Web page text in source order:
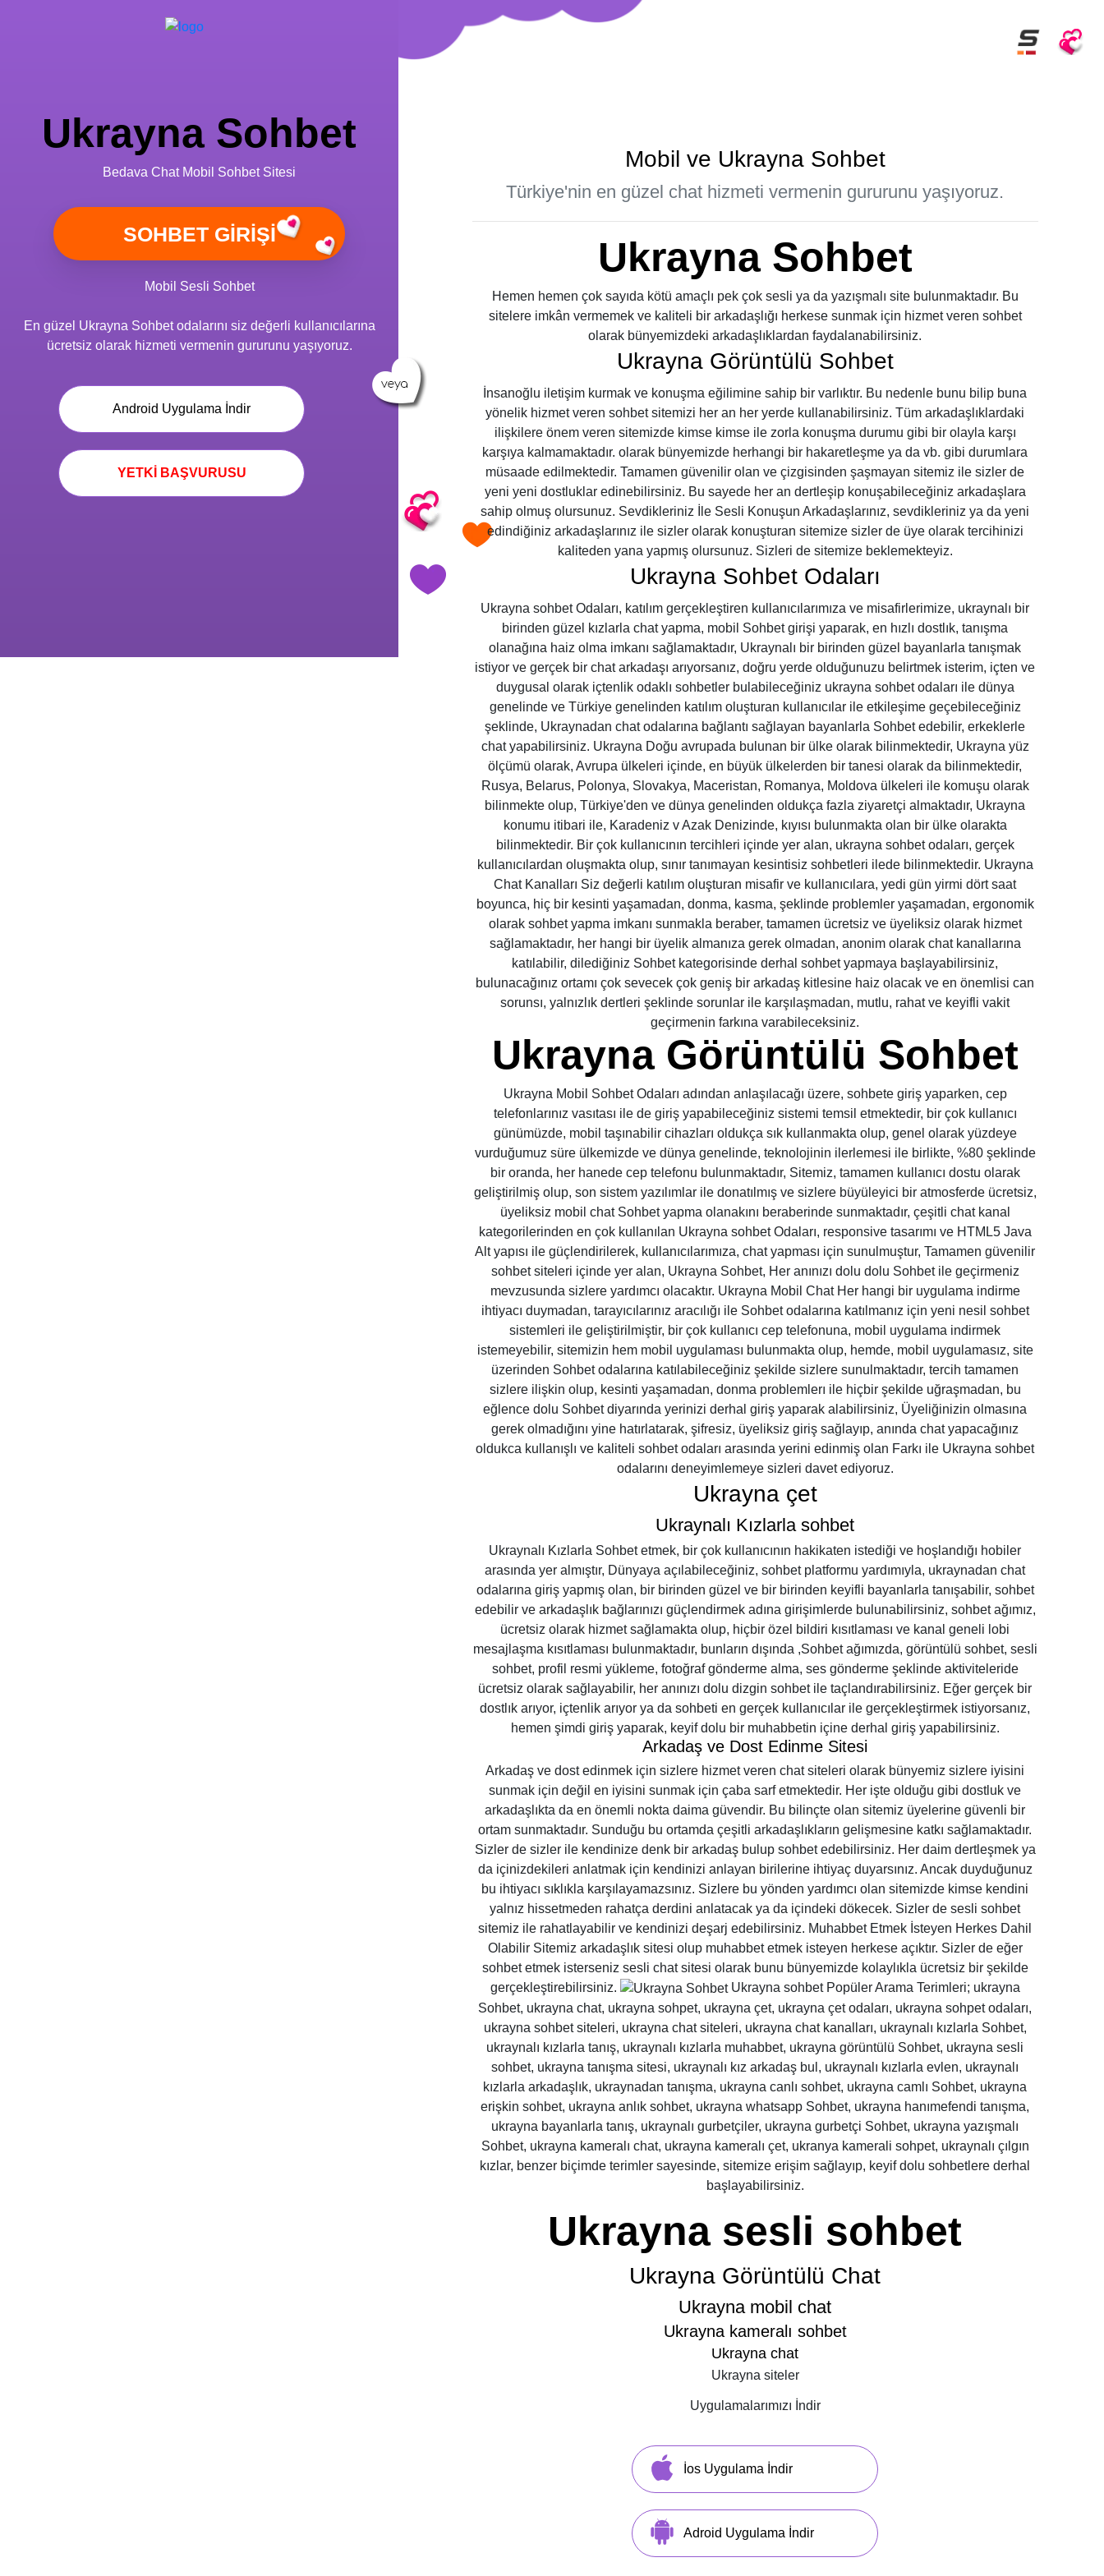
Ukrayna Sohbet
Bedava Chat Mobil Sohbet Sitesi
Mobil Sesli Sohbet
En güzel Ukrayna Sohbet odalarını siz değerli kullanıcılarına
ücretsiz olarak hizmeti vermenin gururunu yaşıyoruz.
Android Uygulama İndir
YETKİ BAŞVURUSU
Mobil ve Ukrayna Sohbet
Türkiye'nin en güzel chat hizmeti vermenin gururunu yaşıyoruz.
Ukrayna Sohbet
Hemen hemen çok sayıda kötü amaçlı pek çok sesli ya da yazışmalı site bulunmaktadır. Bu
sitelere imkân vermemek ve kaliteli bir arkadaşlığı herkese sunmak için hizmet veren sohbet
olarak bünyemizdeki arkadaşlıklardan faydalanabilirsiniz.
Ukrayna Görüntülü Sohbet
İnsanoğlu iletişim kurmak ve konuşma eğilimine sahip bir varlıktır. Bu nedenle bunu bilip buna
yönelik hizmet veren sohbet sitemizi her an her yerde kullanabilirsiniz. Tüm arkadaşlıklardaki
ilişkilere önem veren sitemizde kimse kimse ile zorla konuşma durumu gibi bir olayla karşı
karşıya kalmamaktadır. olarak bünyemizde herhangi bir hakaretleşme ya da vb. gibi durumlara
müsaade edilmektedir. Tamamen güvenilir olan ve çizgisinden şaşmayan sitemiz ile sizler de
yeni yeni dostluklar edinebilirsiniz. Bu sayede her an dertleşip konuşabileceğiniz arkadaşlara
sahip olmuş olursunuz. Sevdikleriniz İle Sesli Konuşun Arkadaşlarınız, sevdikleriniz ya da yeni
edindiğiniz arkadaşlarınız ile sizler olarak konuşturan sitemize sizler de üye olarak tercihinizi
kaliteden yana yapmış olursunuz. Sizleri de sitemize beklemekteyiz.
Ukrayna Sohbet Odaları
Ukrayna sohbet Odaları, katılım gerçekleştiren kullanıcılarımıza ve misafirlerimize, ukraynalı bir
birinden güzel kızlarla chat yapma, mobil Sohbet girişi yaparak, en hızlı dostlık, tanışma
olanağına haiz olma imkanı sağlamaktadır, Ukraynalı bir birinden güzel bayanlarla tanışmak
istiyor ve gerçek bir chat arkadaşı arıyorsanız, doğru yerde olduğunuzu belirtmek isterim, içten ve
duygusal olarak içtenlik odaklı sohbetler bulabileceğiniz ukrayna sohbet odaları ile dünya
genelinde ve Türkiye genelinden katılım oluşturan kullanıcılar ile etkileşime geçebileceğiniz
şeklinde, Ukraynadan chat odalarına bağlantı sağlayan bayanlarla Sohbet edebilir, erkeklerle
chat yapabilirsiniz. Ukrayna Doğu avrupada bulunan bir ülke olarak bilinmektedir, Ukrayna yüz
ölçümü olarak, Avrupa ülkeleri içinde, en büyük ülkelerden bir tanesi olarak da bilinmektedir,
Rusya, Belarus, Polonya, Slovakya, Maceristan, Romanya, Moldova ülkeleri ile komuşu olarak
bilinmekte olup, Türkiye'den ve dünya genelinden oldukça fazla ziyaretçi almaktadır, Ukrayna
konumu itibari ile, Karadeniz v Azak Denizinde, kıyısı bulunmakta olan bir ülke olarakta
bilinmektedir. Bir çok kullanıcının tercihleri içinde yer alan, ukrayna sohbet odaları, gerçek
kullanıcılardan oluşmakta olup, sınır tanımayan kesintisiz sohbetleri ilede bilinmektedir. Ukrayna
Chat Kanalları Siz değerli katılım oluşturan misafir ve kullanıcılara, yedi gün yirmi dört saat
boyunca, hiç bir kesinti yaşamadan, donma, kasma, şeklinde problemler yaşamadan, ergonomik
olarak sohbet yapma imkanı sunmakla beraber, tamamen ücretsiz ve üyeliksiz olarak hizmet
sağlamaktadır, her hangi bir üyelik almanıza gerek olmadan, anonim olarak chat kanallarına
katılabilir, dilediğiniz Sohbet kategorisinde derhal sohbet yapmaya başlayabilirsiniz,
bulunacağınız ortamı çok sevecek çok geniş bir arkadaş kitlesine haiz olacak ve en önemlisi can
sorunsı, yalnızlık dertleri şeklinde sorunlar ile karşılaşmadan, mutlu, rahat ve keyifli vakit
geçirmenin farkına varabileceksiniz.
Ukrayna Görüntülü Sohbet
Ukrayna Mobil Sohbet Odaları adından anlaşılacağı üzere, sohbete giriş yaparken, cep
telefonlarınız vasıtası ile de giriş yapabileceğiniz sistemi temsil etmektedir, bir çok kullanıcı
günümüzde, mobil taşınabilir cihazları oldukça sık kullanmakta olup, genel olarak yüzdeye
vurduğumuz süre ülkemizde ve dünya genelinde, teknolojinin ilerlemesi ile birlikte, %80 şeklinde
bir oranda, her hanede cep telefonu bulunmaktadır, Sitemiz, tamamen kullanıcı dostu olarak
geliştirilmiş olup, son sistem yazılımlar ile donatılmış ve sizlere büyüleyici bir atmosferde ücretsiz,
üyeliksiz mobil chat Sohbet yapma olanakını beraberinde sunmaktadır, çeşitli chat kanal
kategorilerinden en çok kullanılan Ukrayna sohbet Odaları, responsive tasarımı ve HTML5 Java
Alt yapısı ile güçlendirilerek, kullanıcılarımıza, chat yapması için sunulmuştur, Tamamen güvenilir
sohbet siteleri içinde yer alan, Ukrayna Sohbet, Her anınızı dolu dolu Sohbet ile geçirmeniz
mevzusunda sizlere yardımcı olacaktır. Ukrayna Mobil Chat Her hangi bir uygulama indirme
ihtiyacı duymadan, tarayıcılarınız aracılığı ile Sohbet odalarına katılmanız için yeni nesil sohbet
sistemleri ile geliştirilmiştir, bir çok kullanıcı cep telefonuna, mobil uygulama indirmek
istemeyebilir, sitemizin hem mobil uygulaması bulunmakta olup, hemde, mobil uygulamasız, site
üzerinden Sohbet odalarına katılabileceğiniz şekilde sizlere sunulmaktadır, tercih tamamen
sizlere ilişkin olup, kesinti yaşamadan, donma problemlerı ile hiçbir şekilde uğraşmadan, bu
eğlence dolu Sohbet diyarında yerinizi derhal giriş yaparak alabilirsiniz, Üyeliğinizin olmasına
gerek olmadığını yine hatırlatarak, şifresiz, üyeliksiz giriş sağlayıp, anında chat yapacağınız
oldukca kullanışlı ve kaliteli sohbet odaları arasında yerini edinmiş olan Farkı ile Ukrayna sohbet
odalarını deneyimlemeye sizleri davet ediyoruz.
Ukrayna çet
Ukraynalı Kızlarla sohbet
Ukraynalı Kızlarla Sohbet etmek, bir çok kullanıcının hakikaten istediği ve hoşlandığı hobiler
arasında yer almıştır, Dünyaya açılabileceğiniz, sohbet platformu yardımıyla, ukraynadan chat
odalarına giriş yapmış olan, bir birinden güzel ve bir birinden keyifli bayanlarla tanışabilir, sohbet
edebilir ve arkadaşlık bağlarınızı güçlendirmek adına girişimlerde bulunabilirsiniz, sohbet ağımız,
ücretsiz olarak hizmet sağlamakta olup, hiçbir özel bildiri kısıtlaması ve kanal geneli lobi
mesajlaşma kısıtlaması bulunmaktadır, bunların dışında ,Sohbet ağımızda, görüntülü sohbet, sesli
sohbet, profil resmi yükleme, fotoğraf gönderme alma, ses gönderme şeklinde aktiviteleride
ücretsiz olarak sağlayabilir, her anınızı dolu dizgin sohbet ile taçlandırabilirsiniz. Eğer gerçek bir
dostlık arıyor, içtenlik arıyor ya da sohbeti en gerçek kullanıcılar ile gerçekleştirmek istiyorsanız,
hemen şimdi giriş yaparak, keyif dolu bir muhabbetin içine derhal giriş yapabilirsiniz.
Arkadaş ve Dost Edinme Sitesi
Arkadaş ve dost edinmek için sizlere hizmet veren chat siteleri olarak bünyemiz sizlere iyisini
sunmak için değil en iyisini sunmak için çaba sarf etmektedir. Her işte olduğu gibi dostluk ve
arkadaşlıkta da en önemli nokta daima güvendir. Bu bilinçte olan sitemiz üyelerine güvenli bir
ortam sunmaktadır. Sunduğu bu ortamda çeşitli arkadaşlıkların gelişmesine katkı sağlamaktadır.
Sizler de sizler ile kendinize denk bir arkadaş bulup sohbet edebilirsiniz. Her daim dertleşmek ya
da içinizdekileri anlatmak için kendinizi anlayan birilerine ihtiyaç duyarsınız. Ancak duyduğunuz
bu ihtiyacı sıklıkla karşılayamazsınız. Sizlere bu yönden yardımcı olan sitemizde kimse kendini
yalnız hissetmeden rahatça derdini anlatacak ya da içindeki dökecek. Sizler de sesli sohbet
sitemiz ile rahatlayabilir ve kendinizi deşarj edebilirsiniz. Muhabbet Etmek İsteyen Herkes Dahil
Olabilir Sitemiz arkadaşlık sitesi olup muhabbet etmek isteyen herkese açıktır. Sizler de eğer
sohbet etmek isterseniz sesli chat sitesi olarak bunu bünyemizde kolaylıkla ücretsiz bir şekilde
gerçekleştirebilirsiniz.
Ukrayna sohbet Popüler Arama Terimleri; ukrayna
Sohbet, ukrayna chat, ukrayna sohpet, ukrayna çet, ukrayna çet odaları, ukrayna sohpet odaları,
ukrayna sohbet siteleri, ukrayna chat siteleri, ukrayna chat kanalları, ukraynalı kızlarla Sohbet,
ukraynalı kızlarla tanış, ukraynalı kızlarla muhabbet, ukrayna görüntülü Sohbet, ukrayna sesli
sohbet, ukrayna tanışma sitesi, ukraynalı kız arkadaş bul, ukraynalı kızlarla evlen, ukraynalı
kızlarla arkadaşlık, ukraynadan tanışma, ukrayna canlı sohbet, ukrayna camlı Sohbet, ukrayna
erişkin sohbet, ukrayna anlık sohbet, ukrayna whatsapp Sohbet, ukrayna hanımefendi tanışma,
ukrayna bayanlarla tanış, ukraynalı gurbetçiler, ukrayna gurbetçi Sohbet, ukrayna yazışmalı
Sohbet, ukrayna kameralı chat, ukrayna kameralı çet, ukranya kamerali sohpet, ukraynalı çılgın
kızlar, benzer biçimde terimler sayesinde, sitemize erişim sağlayıp, keyif dolu sohbetlere derhal
başlayabilirsiniz.
Ukrayna sesli sohbet
Ukrayna Görüntülü Chat
Ukrayna mobil chat
Ukrayna kameralı sohbet
Ukrayna chat
Ukrayna siteler
Uygulamalarımızı İndir
İos Uygulama İndir
Adroid Uygulama İndir